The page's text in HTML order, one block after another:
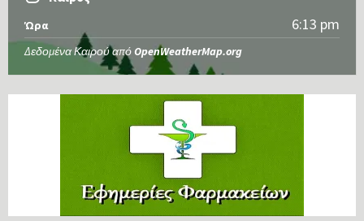
Ώρα 6:13 pm
Δεδομένα Καιρού από OpenWeatherMap.org